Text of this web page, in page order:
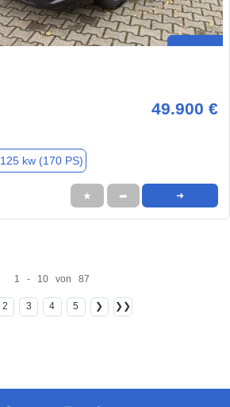
49.900 €
125 kw (170 PS)
★ ➦ ➜
1 - 10 von 87
2 3 4 5 ❯ ❯❯